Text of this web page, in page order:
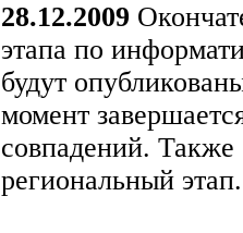
28.12.2009
этапа по
будут
момент
совпадений.
региональный